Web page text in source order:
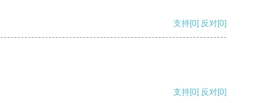
支持[0] 反对[0]
支持[0] 反对[0]